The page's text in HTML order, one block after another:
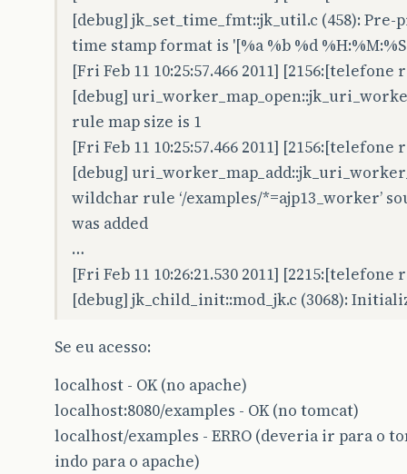
[debug] jk_set_time_fmt::jk_util.c (458): Pre-
time stamp format is '[%a %b %d
[Fri Feb 11 10:25:57.466 2011] [2156:[telefone
[debug]
rule map size is 1
[Fri Feb 11 10:25:57.466 2011] [2156:[telefone
[debug]
wildchar rule ‘/examples/*=ajp13_worker’
was added
…
[Fri Feb 11 10:26:21.530 2011] [2215:[telefone
[debug] jk_child_init::mod_jk.c (3068):
Se eu acesso:
localhost - OK (no apache)
localhost:8080/examples - OK (no tomcat)
localhost/examples - ERRO (deveria ir para o
indo para o apache)